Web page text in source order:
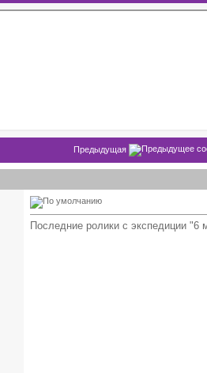
Предыдущая
Последние ролики с экспедиции "6